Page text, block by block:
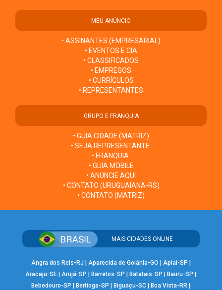
MEU ANÚNCIO
• ASSINANTES (EMPRESARIAL)
• EVENTOS E CIA
• CLASSIFICADOS
• EMPREGOS
• CURRÍCULOS
• REPRESENTANTES
GRUPO E FRANQUIA
• GUIA CIDADE (MATRIZ)
• SEJA REPRESENTANTE
• FRANQUIA
• GUIA MOBILE
• ANUNCIE AQUI
• CONTATO (URUGUAIANA-RS)
• CONTATO (MATRIZ)
MAIS CIDADES ONLINE
Angra dos Reis-RJ Aparecida de Goiânia-GO Apiaí-SP
Aracaju-SE |Arujá-SP Barretos-SP Batatais-SP Bauru-SP
Bebedouro-SP
Bertioga-SP Biguaçu-SC Boa Vista-RR